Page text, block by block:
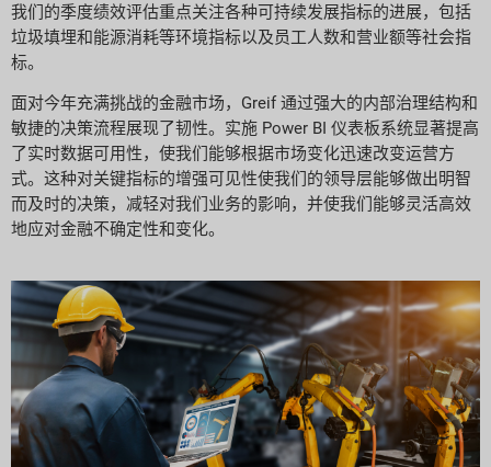
我们的季度绩效评估重点关注各种可持续发展指标的进展，包括
垃圾填埋和能源消耗等环境指标以及员工人数和营业额等社会指
标。
面对今年充满挑战的金融市场，Greif 通过强大的内部治理结构和
敏捷的决策流程展现了韧性。实施 Power BI 仪表板系统显著提高
了实时数据可用性，使我们能够根据市场变化迅速改变运营方
式。这种对关键指标的增强可见性使我们的领导层能够做出明智
而及时的决策，减轻对我们业务的影响，并使我们能够灵活高效
地应对金融不确定性和变化。